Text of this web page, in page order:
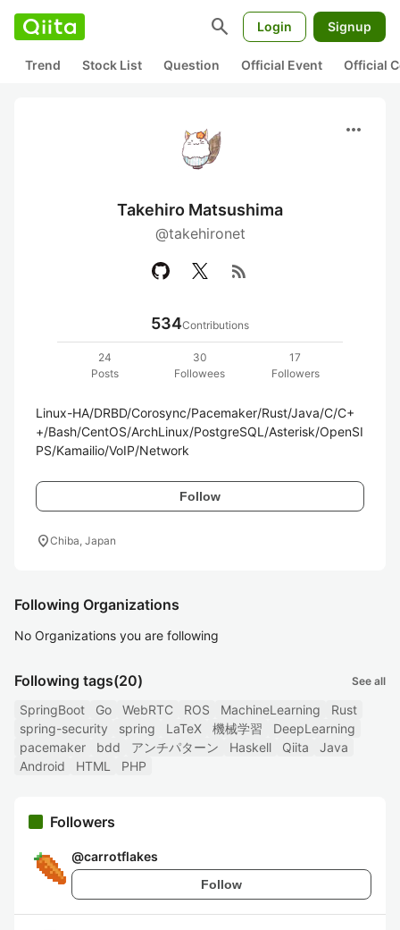
search Login Signup
Trend Stock List Question Official Event Official
more_horiz
Takehiro Matsushima
@takehironet
rss_feed
534Contributions
24
Posts
30
Followees
17
Followers
Linux-HA/DRBD/Corosync/Pacemaker/Rust/Java/C/C+
+/Bash/CentOS/ArchLinux/PostgreSQL/Asterisk/OpenSI
PS/Kamailio/VoIP/Network
Follow
location_onChiba, Japan
Following Organizations
No Organizations you are following
Following tags(20) See all
SpringBoot Go WebRTC ROS MachineLearning
Rust
spring-security
spring LaTeX 機械学習
DeepLearning
pacemaker
bdd アンチパターン Haskell Qiita
Java
Android
HTML PHP
Followers
@carrotflakes
Follow